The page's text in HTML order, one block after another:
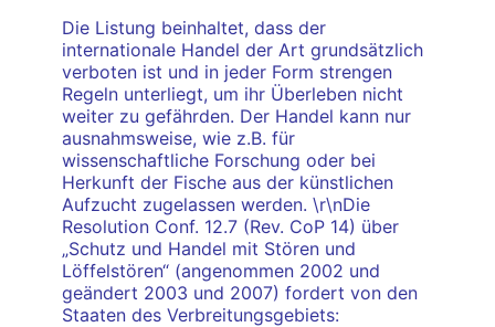
Die Listung beinhaltet, dass der
internationale Handel der Art grundsätzlich
verboten ist und in jeder Form strengen
Regeln unterliegt, um ihr Überleben nicht
weiter zu gefährden. Der Handel kann nur
ausnahmsweise, wie z.B. für
wissenschaftliche Forschung oder bei
Herkunft der Fische aus der künstlichen
Aufzucht zugelassen werden. \r\nDie
Resolution Conf. 12.7 (Rev. CoP 14) über
„Schutz und Handel mit Stören und
Löffelstören“ (angenommen 2002 und
geändert 2003 und 2007) fordert von den
Staaten des Verbreitungsgebiets: